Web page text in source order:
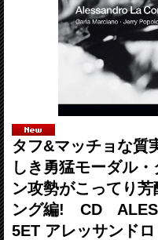
タフ&マッチョな質
しき勇猛モーダル
ン攻勢がこってり
ング編! CD
5ET アレッサンド